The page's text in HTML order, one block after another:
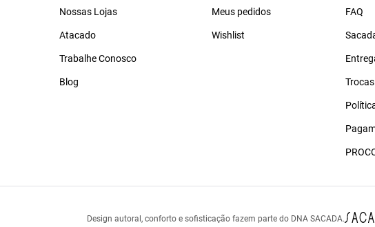
Nossas Lojas
Atacado
Trabalhe Conosco
Blog
Meus pedidos
Wishlist
FAQ
Design autoral, conforto e sofisticação fazem parte do DNA SACADA.